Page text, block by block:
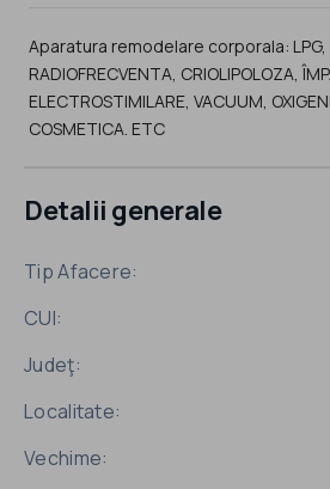
Aparatura remodelare corporala: LPG,
RADIOFRECVENTA, CRIOLIPOLOZA,
ELECTROSTIMILARE, VACUUM,
COSMETICA. ETC
Detalii generale
Tip Afacere:
CUI:
Judeţ:
Localitate:
Vechime: